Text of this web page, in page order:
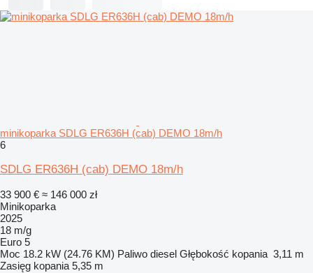
minikoparka SDLG ER636H (cab) DEMO 18m/h
6
SDLG ER636H (cab) DEMO 18m/h
33 900 € ≈ 146 000 zł
Minikoparka
2025
18 m/g
Euro 5
Moc 18.2 kW (24.76 KM) Paliwo diesel Głębokość kopania 3,11 m
Zasięg kopania 5,35 m